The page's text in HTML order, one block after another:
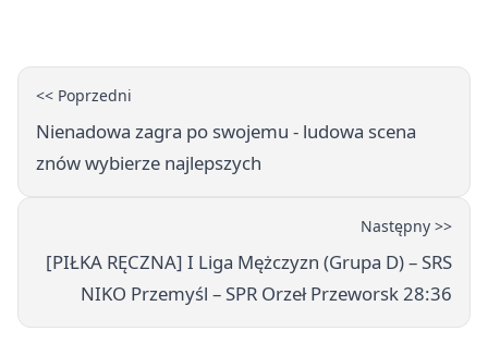
<< Poprzedni
Nienadowa zagra po swojemu - ludowa scena
znów wybierze najlepszych
Następny >>
[PIŁKA RĘCZNA] I Liga Mężczyzn (Grupa D) – SRS
NIKO Przemyśl – SPR Orzeł Przeworsk 28:36